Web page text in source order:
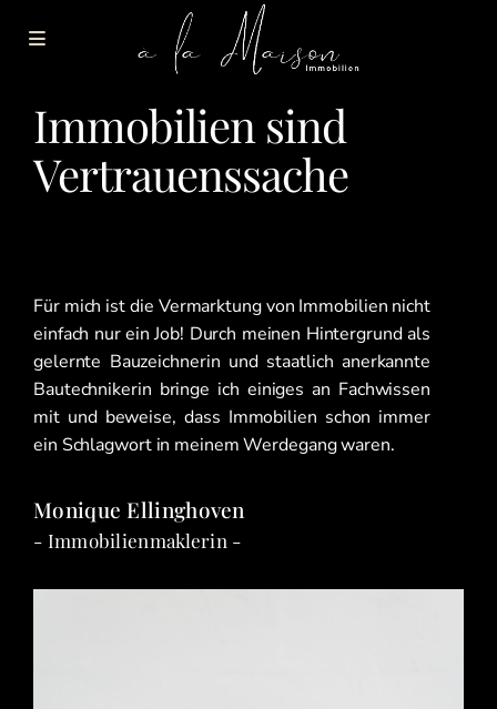
Immobilien sind
Vertrauenssache
Für mich ist die Vermarktung von Immobilien nicht
einfach nur ein Job! Durch meinen Hintergrund als
gelernte Bauzeichnerin und staatlich anerkannte
Bautechnikerin bringe ich einiges an Fachwissen
mit und beweise, dass Immobilien schon immer
ein Schlagwort in meinem Werdegang waren.
Monique Ellinghoven
- Immobilienmaklerin -